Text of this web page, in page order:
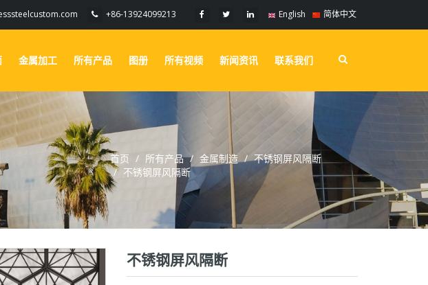
English 简体中文
+86-13924099213
金属加工 所有产品 图册 所有视频 新闻资讯 联系我们
首页 所有产品 金属制造
不锈钢屏风隔断
不锈钢屏风隔断
不锈钢屏风隔断